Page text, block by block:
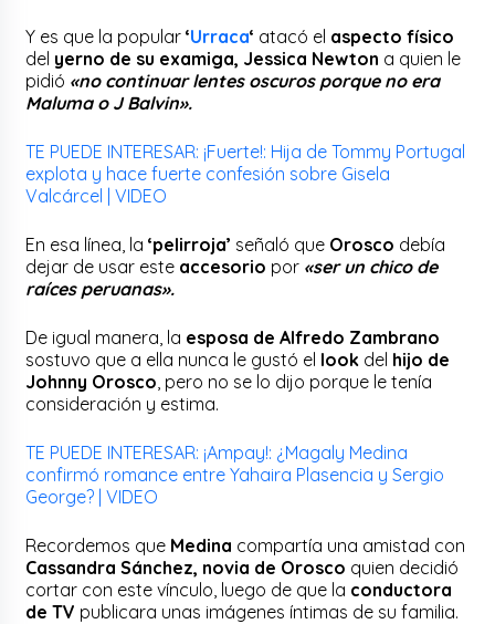
Y es que la popular‘Urraca‘ atacó el aspecto físico
del yerno de su examiga, Jessica Newton a quien le
pidió «no continuar lentes oscuros porque no era
Maluma o J Balvin».
TE PUEDE INTERESAR: ¡Fuerte!: Hija de Tommy Portugal
explota y hace fuerte confesión sobre Gisela
Valcárcel | VIDEO
En esa línea, la ‘pelirroja’ señaló que Orosco debía
dejar de usar este accesorio por «ser un chico de
raíces peruanas».
De igual manera, la esposa de Alfredo Zambrano
sostuvo que a ella nunca le gustó el look del hijo de
Johnny Orosco , pero no se lo dijo porque le tenía
consideración y estima.
TE PUEDE INTERESAR: ¡Ampay!: ¿Magaly Medina
confirmó romance entre Yahaira Plasencia y Sergio
George? | VIDEO
Recordemos que Medina compartía una amistad con
Cassandra Sánchez, novia de Orosco quien decidió
cortar con este vínculo, luego de que la conductora
de TV publicara unas imágenes íntimas de su familia.